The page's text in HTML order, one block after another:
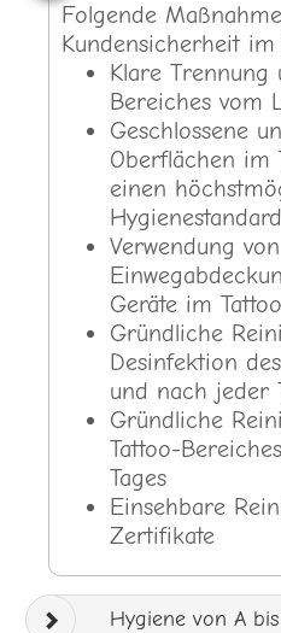
Folgende
Kundensicherheit im
Klare Trennung
Bereiches vom
Geschlossene
Oberflächen im
einen
Hygienestandard
Verwendung von
Geräte im
Gründliche
Desinfektion
und nach jeder
Gründliche
Tattoo-
Tages
Einsehbare
Zertifikate
Hygiene von A